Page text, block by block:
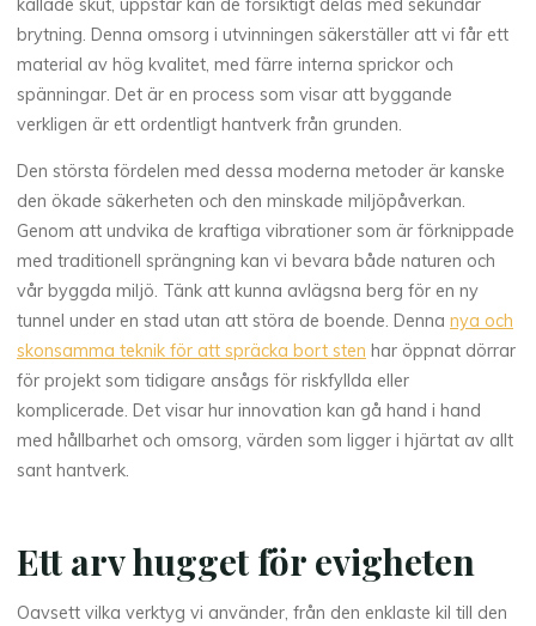
kallade skut, uppstår kan de försiktigt delas med sekundär
brytning. Denna omsorg i utvinningen säkerställer att vi får ett
material av hög kvalitet, med färre interna sprickor och
spänningar. Det är en process som visar att byggande
verkligen är ett ordentligt hantverk från grunden.
Den största fördelen med dessa moderna metoder är kanske
den ökade säkerheten och den minskade miljöpåverkan.
Genom att undvika de kraftiga vibrationer som är förknippade
med traditionell sprängning kan vi bevara både naturen och
vår byggda miljö. Tänk att kunna avlägsna berg för en ny
tunnel under en stad utan att störa de boende. Dennanya och
skonsamma teknik för att spräcka bort sten har öppnat dörrar
för projekt som tidigare ansågs för riskfyllda eller
komplicerade. Det visar hur innovation kan gå hand i hand
med hållbarhet och omsorg, värden som ligger i hjärtat av allt
sant hantverk.
Ett arv hugget för evigheten
Oavsett vilka verktyg vi använder, från den enklaste kil till den